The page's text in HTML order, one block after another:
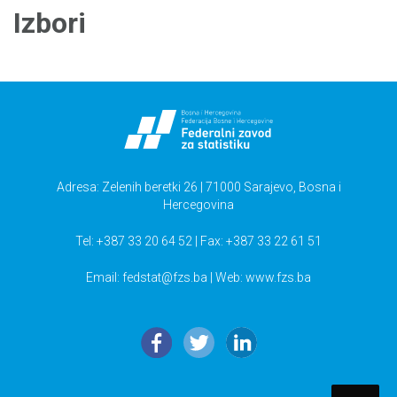
Izbori
Adresa: Zelenih beretki 26 | 71000 Sarajevo, Bosna i
Hercegovina
Tel: +387 33 20 64 52 | Fax: +387 33 22 61 51
Email: fedstat@fzs.ba | Web: www.fzs.ba